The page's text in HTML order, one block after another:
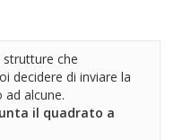
che
decidere di inviare la
alcune.
il quadrato a